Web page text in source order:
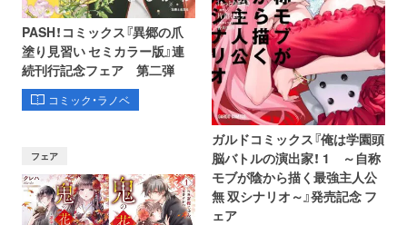
PASH！コミックス『異郷の爪
塗り見習い セミカラー版』連
続刊行記念フェア 第二弾
コミック・ラノベ
フェア
ガルドコミックス『俺は学園頭
脳バトルの演出家！ 1 ～自称
モブが陰から描く最強主人公
無 双シナリオ～』発売記念 フ
ェア